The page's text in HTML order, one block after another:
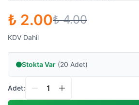
₺ 2.00₺ 4.00
KDV Dahil
Stokta Var (20 Adet)
Adet: